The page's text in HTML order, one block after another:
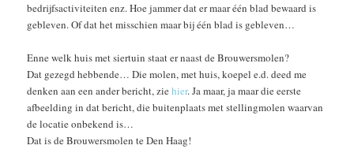
bedrijfsactiviteiten enz. Hoe jammer dat er maar één blad bewaard is
gebleven. Of dat het misschien maar bij één blad is gebleven…
Enne welk huis met siertuin staat er naast de Brouwersmolen?
Dat gezegd hebbende… Die molen, met huis, koepel e.d. deed me
denken aan een ander bericht, ziehier. Ja maar, ja maar die eerste
afbeelding in dat bericht, die buitenplaats met stellingmolen waarvan
de locatie onbekend is…
Dat is de Brouwersmolen te Den Haag!